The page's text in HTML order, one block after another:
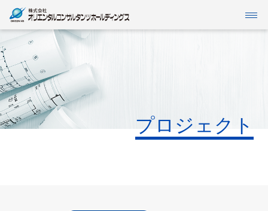
当社グループについて
IR情報
SDGs
事業紹介 プロジェクト